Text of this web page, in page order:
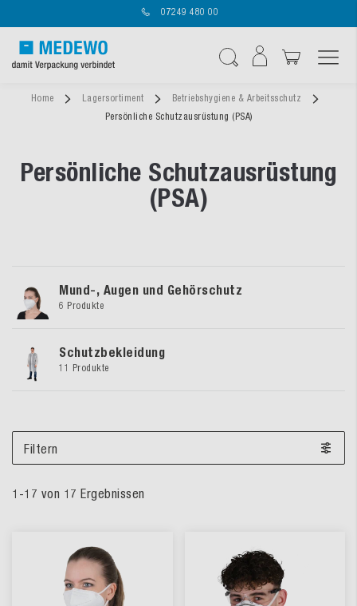
07249 480 00
Home Lagersortiment
Betriebshygiene & Arbeitsschutz
Persönliche Schutzausrüstung (PSA)
Persönliche Schutzausrüstung
(PSA)
Mund-, Augen und Gehörschutz
6 Produkte
Schutzbekleidung
11 Produkte
Filtern
1 -17 von 17 Ergebnissen